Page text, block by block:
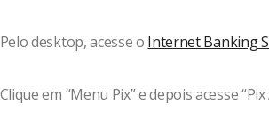
desktop, acesse o Internet Banking
em “Menu Pix” e depois acesse